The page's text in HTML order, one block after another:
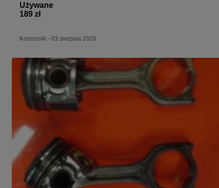
Używane
189 zł
Komorniki - 03 sierpnia 2026